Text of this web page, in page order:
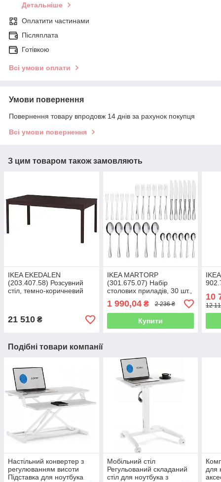
Детальніше
Оплатити частинами
Післяплата
Готівкою
Всі умови оплати
Умови повернення
Повернення товару впродовж 14 днів за рахунок покупця
Всі умови повернення
З цим товаром також замовляють
IKEA EKEDALEN
(203.407.58) Розсувний
стіл, темно-коричневий
21 510 ₴
IKEA MARTORP
(301.675.07) Набір
столових приладів, 30 шт.,
Нержавіюча сталь
1 990,04₴ 2 236 ₴
Купити
10
12
Подібні товари компанії
Настільний конвертер з
регулюванням висоти
Підставка для ноутбука
Мобільний стіл
Регульований складаний
стіл для ноутбука з
для